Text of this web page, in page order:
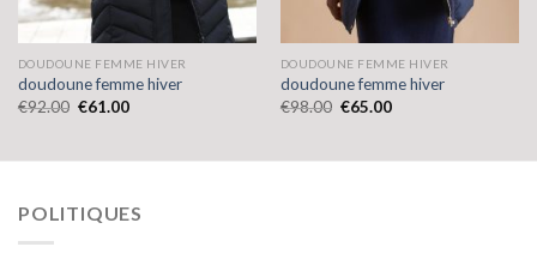
DOUDOUNE FEMME HIVER
doudoune femme hiver
€92.00 €61.00
DOUDOUNE FEMME HIVER
doudoune femme hiver
€98.00 €65.00
POLITIQUES